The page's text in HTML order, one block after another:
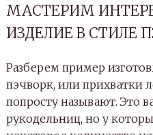
МАСТЕРИМ
ИЗДЕЛИЕ В СТИЛЕ
Разберем пример
пэчворк, или прихватки
попросту называют. Это
рукодельниц, но у